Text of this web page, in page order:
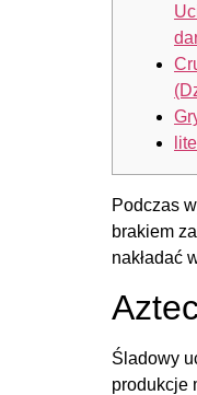
Podczas
brakiem
nakładać
Śladowy
produkcje